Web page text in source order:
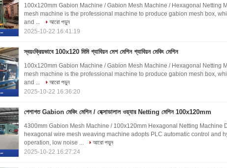
100x120mm Gabion Machine / Gabion Mesh Machine / Hexagonal Netting
mesh machine is the professional machine to produce gabion mesh box,
and ...
আরো পড়ুন
2025-10-22 16:41:19
স্বয়ংক্রিয়ভাবে 100x120 মিমি গ্যাবিয়ন মেশ মেশিন গ্যাবিয়ন মেকিং মেশিন
100x120mm Gabion Machine / Gabion Mesh Machine / Hexagonal Netting
mesh machine is the professional machine to produce gabion mesh box,
and ...
আরো পড়ুন
2025-10-22 16:36:20
পেশাগত Gabion মেকিং মেশিন / হেক্সাডালাল ওয়্যার Netting মেশিন 100x120mm
4300mm Gabion Mesh Machine / 100x120mm Hexagonal Netting Machine
hexagonal wire mesh weaving machine adopts PLC automatic control and
operation, low noise ...
আরো পড়ুন
2025-10-22 16:27:24